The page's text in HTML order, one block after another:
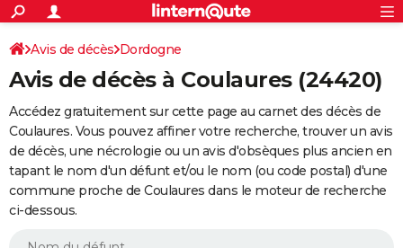
ACTUALITÉS
Politique
Société
Faits Divers
Education
Monde
Villes
+
SPORT
Coupe du monde 2026
Football
Tennis
Cyclisme
Rugby
Forum
Programme TV
TNT
Streaming
Cinéma
Sorties cinéma
Musique
+
FINANCE
Retraite
Epargne
Immobilier
Risques naturels par ville
Assurance
AUTO
Essais
Réserver un essai
Citadines
Berlines
SUV
Forum auto
+HIGH-TECH
BRICOLAGE
Avis de décès Dordogne
Avis de décès à Coulaures (24420)
Accédez gratuitement sur cette page au carnet des décès de
Coulaures. Vous pouvez affiner votre recherche, trouver un avis
de décès, une nécrologie ou un avis d'obsèques plus ancien en
tapant le nom d'un défunt et/ou le nom (ou code postal) d'une
commune proche de Coulaures dans le moteur de recherche
ci-dessous.